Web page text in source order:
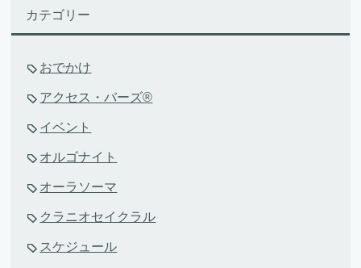
カテゴリー
おでかけ
アクセス・バーズ®
イベント
オルゴナイト
オーラソーマ
クラニオセイクラル
スケジュール